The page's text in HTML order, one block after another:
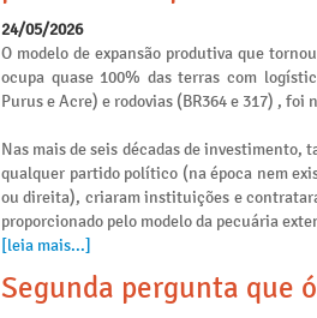
24/05/2026
O modelo de expansão produtiva que
ocupa quase 100% das terras com
Purus e Acre) e rodovias (BR364 e 317) ,
Nas mais de seis décadas de investimento,
qualquer partido político (na época nem
ou direita), criaram instituições e
proporcionado pelo modelo da pecuária
[leia mais...]
Segunda pergunta que